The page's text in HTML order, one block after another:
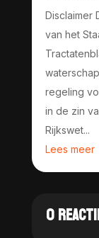
Disclaimer
van het
regeling
in de zin
Rijkswet...
Lees meer
0